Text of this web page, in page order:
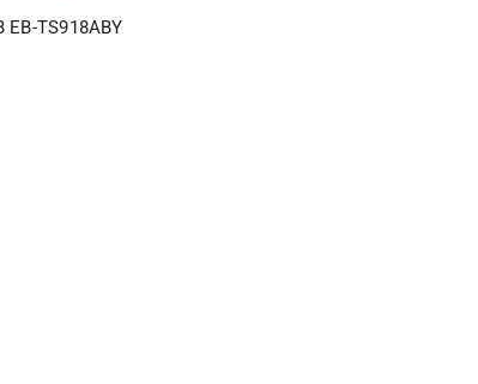
TS918ABY